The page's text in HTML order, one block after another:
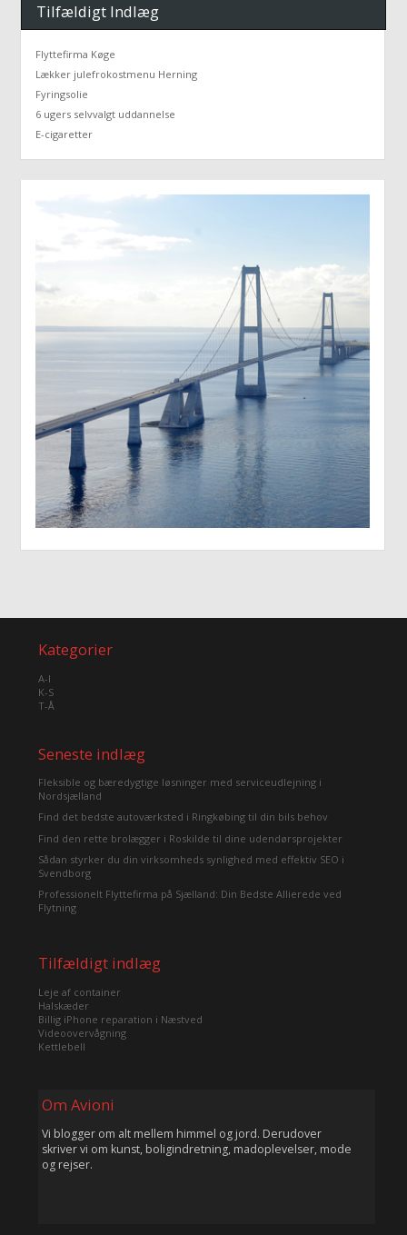
Tilfældigt Indlæg
Flyttefirma Køge
Lækker julefrokostmenu Herning
Fyringsolie
6 ugers selvvalgt uddannelse
E-cigaretter
Kategorier
A-I
K-S
T-Å
Seneste indlæg
Fleksible og bæredygtige løsninger med serviceudlejning i
Nordsjælland
Find det bedste autoværksted i Ringkøbing til din bils behov
Find den rette brolægger i Roskilde til dine udendørsprojekter
Sådan styrker du din virksomheds synlighed med effektiv SEO i
Svendborg
Professionelt Flyttefirma på Sjælland: Din Bedste Allierede ved
Flytning
Tilfældigt indlæg
Leje af container
Halskæder
Billig iPhone reparation i Næstved
Videoovervågning
Kettlebell
Om Avioni
Vi blogger om alt mellem himmel og jord. Derudover
skriver vi om kunst, boligindretning, madoplevelser, mode
og rejser.